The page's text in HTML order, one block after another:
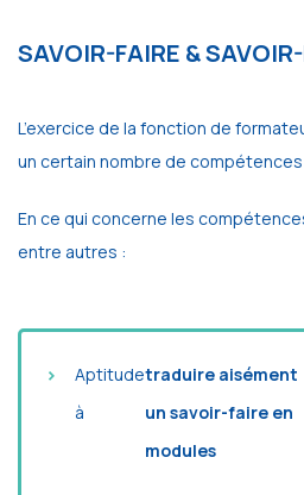
SAVOIR-FAIRE &
L’exercice de la fonction de
un certain nombre de
En ce qui concerne les
entre autres :
Aptitude
à
traduire aisément
un savoir-faire en
modules